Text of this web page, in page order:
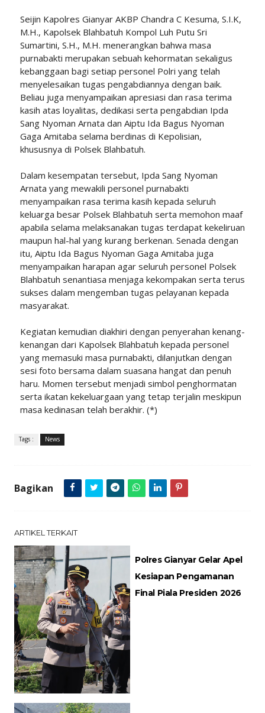
Seijin Kapolres Gianyar AKBP Chandra C Kesuma, S.I.K,
M.H., Kapolsek Blahbatuh Kompol Luh Putu Sri
Sumartini, S.H., M.H. menerangkan bahwa masa
purnabakti merupakan sebuah kehormatan sekaligus
kebanggaan bagi setiap personel Polri yang telah
menyelesaikan tugas pengabdiannya dengan baik.
Beliau juga menyampaikan apresiasi dan rasa terima
kasih atas loyalitas, dedikasi serta pengabdian Ipda
Sang Nyoman Arnata dan Aiptu Ida Bagus Nyoman
Gaga Amitaba selama berdinas di Kepolisian,
khususnya di Polsek Blahbatuh.
Dalam kesempatan tersebut, Ipda Sang Nyoman
Arnata yang mewakili personel purnabakti
menyampaikan rasa terima kasih kepada seluruh
keluarga besar Polsek Blahbatuh serta memohon maaf
apabila selama melaksanakan tugas terdapat kekeliruan
maupun hal-hal yang kurang berkenan. Senada dengan
itu, Aiptu Ida Bagus Nyoman Gaga Amitaba juga
menyampaikan harapan agar seluruh personel Polsek
Blahbatuh senantiasa menjaga kekompakan serta terus
sukses dalam mengemban tugas pelayanan kepada
masyarakat.
Kegiatan kemudian diakhiri dengan penyerahan kenang-
kenangan dari Kapolsek Blahbatuh kepada personel
yang memasuki masa purnabakti, dilanjutkan dengan
sesi foto bersama dalam suasana hangat dan penuh
haru. Momen tersebut menjadi simbol penghormatan
serta ikatan kekeluargaan yang tetap terjalin meskipun
masa kedinasan telah berakhir. (*)
Tags : News
Bagikan
ARTIKEL TERKAIT
Polres Gianyar Gelar Apel
Kesiapan Pengamanan
Final Piala Presiden 2026